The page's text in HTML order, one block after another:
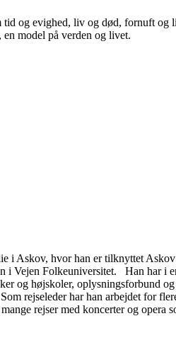
tid og evighed, liv og død, fornuft og
model på verden og livet.
i Askov, hvor han er tilknyttet
i Vejen Folkeuniversitet. Han har i
og højskoler, oplysningsforbund
rejseleder har han arbejdet for
rejser med koncerter og opera